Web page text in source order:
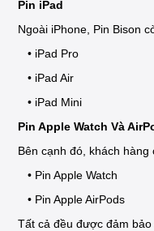
Pin iPad
Ngoài iPhone, Pin Bison
• iPad Pro
• iPad Air
• iPad Mini
Pin Apple Watch Và
Bên cạnh đó, khách
• Pin Apple Watch
• Pin Apple AirPods
Tất cả đều được đảm